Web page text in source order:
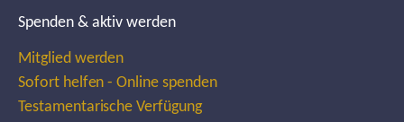
Spenden & aktiv werden
Mitglied werden
Sofort helfen - Online spenden
Testamentarische Verfügung